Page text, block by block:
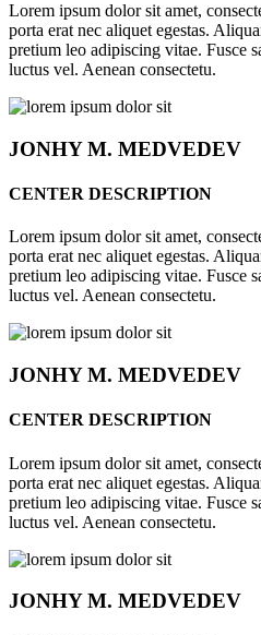
Lorem ipsum dolor sit amet,
porta erat nec aliquet egestas.
pretium leo adipiscing vitae. Fusce
luctus vel. Aenean consectetu.
JONHYM. MEDVEDEV
CENTER DESCRIPTION
Lorem ipsum dolor sit amet,
porta erat nec aliquet egestas.
pretium leo adipiscing vitae. Fusce
luctus vel. Aenean consectetu.
JONHYM. MEDVEDEV
CENTER DESCRIPTION
Lorem ipsum dolor sit amet,
porta erat nec aliquet egestas.
pretium leo adipiscing vitae. Fusce
luctus vel. Aenean consectetu.
JONHYM. MEDVEDEV